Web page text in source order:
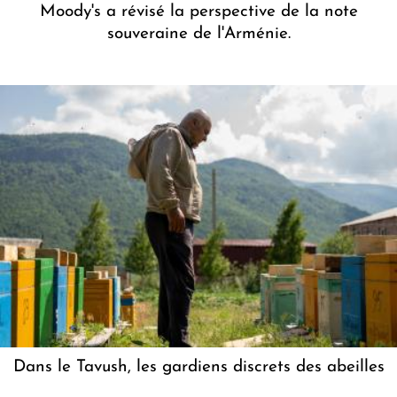
Moody's a révisé la perspective de la note
souveraine de l'Arménie.
Dans le Tavush, les gardiens discrets des abeilles